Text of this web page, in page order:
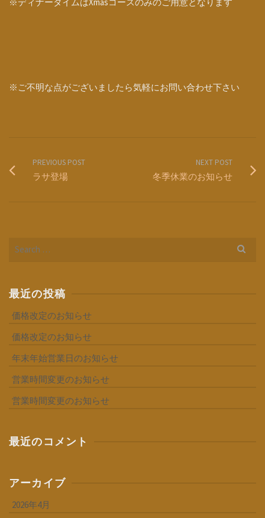
※ご不明な点がございましたら気軽にお問い合わせ下さい
PREVIOUS POST
ラサ登場
NEXT POST
冬季休業のお知らせ
Search
最近の投稿
価格改定のお知らせ
価格改定のお知らせ
年末年始営業日のお知らせ
営業時間変更のお知らせ
営業時間変更のお知らせ
最近のコメント
アーカイブ
2026年4月